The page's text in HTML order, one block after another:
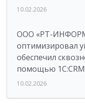
10.02.2026
ООО «РТ-
оптимизировал
обеспечил
помощью 1С:CRM
10.02.2026